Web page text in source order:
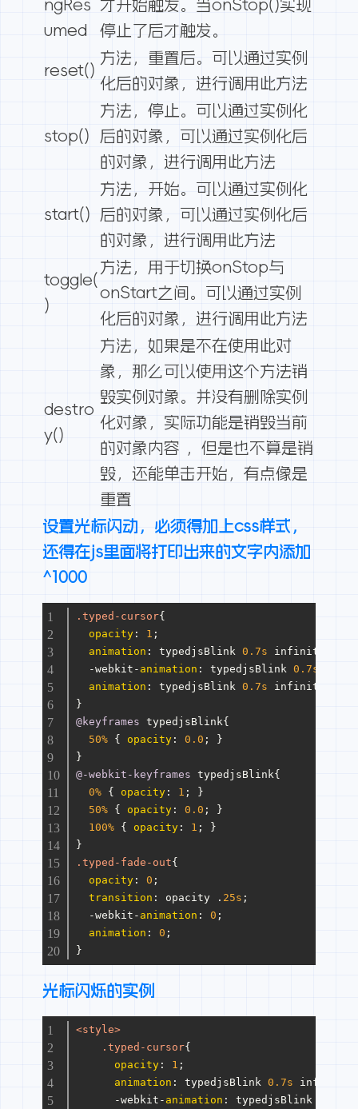
ngRes
umed
才开始触发。当onStop()实现
停止了后才触发。
reset()
方法，重置后。可以通过实例
化后的对象，进行调用此方法
stop()
方法，停止。可以通过实例化
后的对象，可以通过实例化后
的对象，进行调用此方法
start()
方法，开始。可以通过实例化
后的对象，可以通过实例化后
的对象，进行调用此方法
toggle(
)
方法，用于切换onStop与
onStart之间。可以通过实例
化后的对象，进行调用此方法
destro
y()
方法，如果是不在使用此对
象，那么可以使用这个方法销
毁实例对象。并没有删除实例
化对象，实际功能是销毁当前
的对象内容 ，但是也不算是销
毁，还能单击开始，有点像是
重置
设置光标闪动，必须得加上css样式，
还得在js里面将打印出来的文字内添加
^1000
.typed-cursor{
opacity : 1 ;
animation : typedjsBlink 0.7s infinite;
  -webkit-
animation : typedjsBlink 0.7s
animation : typedjsBlink 0.7s infinite;
}
@keyframes typedjsBlink{
50% { opacity : 0.0 ; }
}
@-webkit-keyframes typedjsBlink{
0% { opacity : 1 ; }
50% { opacity : 0.0 ; }
100% { opacity : 1 ; }
}
.typed-fade-out{
opacity : 0 ;
transition : opacity . 25s ;
  -webkit-
animation : 0 ;
animation : 0 ;
}
光标闪烁的实例
<style>
.typed-cursor{
opacity : 1 ;
animation : typedjsBlink 0.7s infinite;
      -webkit-
animation : typedjsBlink